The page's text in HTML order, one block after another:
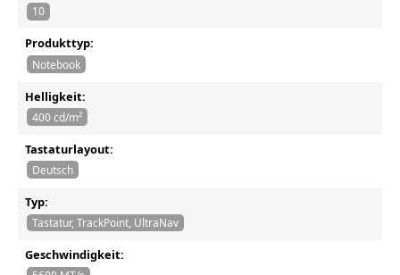
10
Produkttyp:
Notebook
Helligkeit:
400 cd/m²
Tastaturlayout:
Deutsch
Typ:
Tastatur, TrackPoint, UltraNav
Geschwindigkeit: